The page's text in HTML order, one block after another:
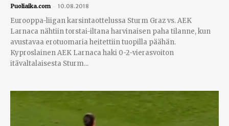
Puoliaika.com - 10.08.2018
Eurooppa-liigan karsintaottelussa Sturm Graz vs. AEK
Larnaca nähtiin torstai-iltana harvinaisen paha tilanne, kun
avustavaa erotuomaria heitettiin tuopilla päähän.
Kyproslainen AEK Larnaca haki 0-2-vierasvoiton
itävaltalaisesta Sturm...